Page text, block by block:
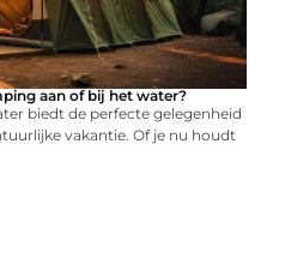
aan of bij het water?
biedt de perfecte gelegenheid
vakantie. Of je nu houdt